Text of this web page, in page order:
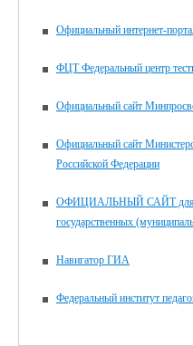
Официальный интернет-
ФЦТ Федеральный центр
Официальный сайт
Официальный сайт
Российской Федерации
ОФИЦИАЛЬНЫЙ САЙТ для
государственных
Навигатор ГИА
Федеральный институт